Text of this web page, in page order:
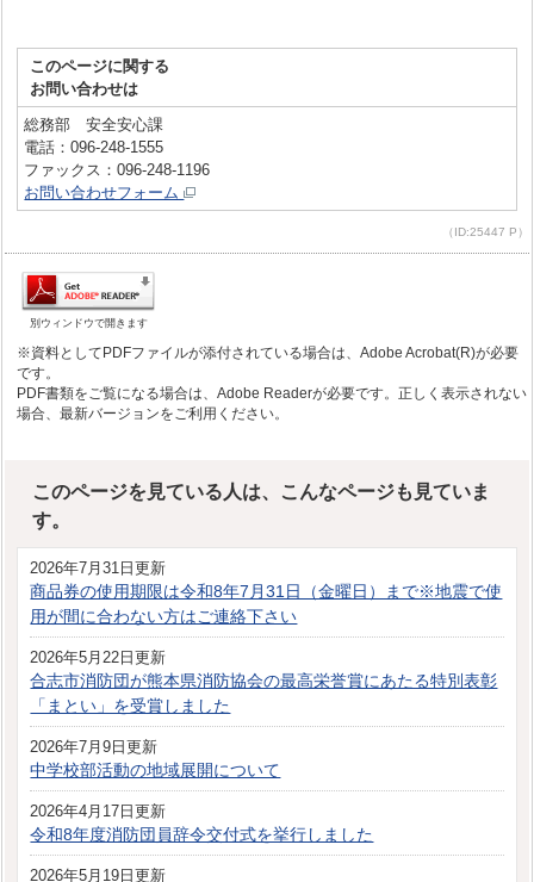
このページに関する
お問い合わせは
総務部 安全安心課
電話：096-248-1555
ファックス：096-248-1196
お問い合わせフォーム
（ID:25447 P）
別ウィンドウで開きます
※資料としてPDFファイルが添付されている場合は、Adobe Acrobat(R)が必要
です。
PDF書類をご覧になる場合は、Adobe Readerが必要です。正しく表示されない
場合、最新バージョンをご利用ください。
このページを見ている人は、こんなページも見ていま
す。
2026年7月31日更新
商品券の使用期限は令和8年7月31日（金曜日）まで※地震で使
用が間に合わない方はご連絡下さい
2026年5月22日更新
合志市消防団が熊本県消防協会の最高栄誉賞にあたる特別表彰
「まとい」を受賞しました
2026年7月9日更新
中学校部活動の地域展開について
2026年4月17日更新
令和8年度消防団員辞令交付式を挙行しました
2026年5月19日更新